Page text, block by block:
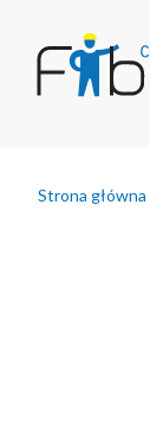
Strona główna